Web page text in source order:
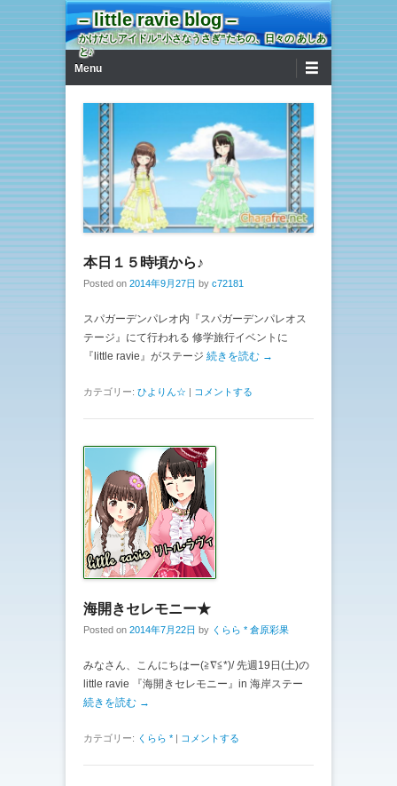
– little ravie blog –
かけだしアイドル”小さなうさぎ”たちの、日々の あしあ
と♪
第1メニュー
コンテンツへ移動
Menu
本日１５時頃から♪
Posted on 2014年9月27日 by c72181
スパガーデンパレオ内『スパガーデンパレオス
テージ』にて行われる 修学旅行イベントに
『little ravie』がステージ 続きを読む →
カテゴリー: ひよりん☆ | コメントする
海開きセレモニー★
Posted on 2014年7月22日 by くらら * 倉原彩果
みなさん、こんにちはー(≧∇≦*)/ 先週19日(土)の
little ravie 『海開きセレモニー』in 海岸ステー
続きを読む →
カテゴリー: くらら * | コメントする